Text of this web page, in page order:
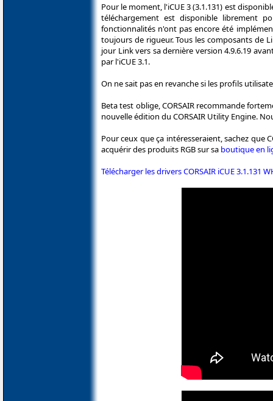
Pour le moment, l'iCUE 3 (3.1.131) est
téléchargement est disponible librement
fonctionnalités n'ont pas encore été
toujours de rigueur. Tous les composants de
jour Link vers sa dernière version 4.9.6.19
par l'iCUE 3.1.
On ne sait pas en revanche si les profils
Beta test oblige, CORSAIR recommande
nouvelle édition du CORSAIR Utility Engine.
Pour ceux que ça intéresseraient, sachez que
acquérir des produits RGB sur sa boutique en
Télécharger les drivers CORSAIR iCUE 3.1.131